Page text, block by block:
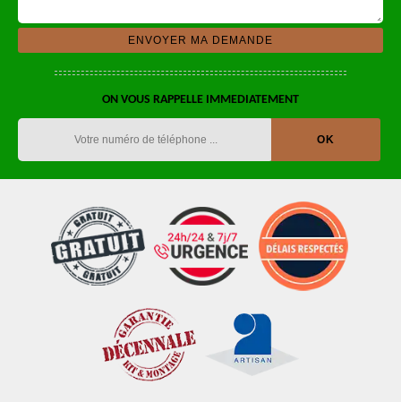
ON VOUS RAPPELLE IMMEDIATEMENT